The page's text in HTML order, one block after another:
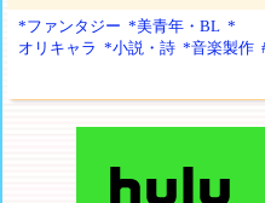
*ファンタジー *美青年・BL *
オリキャラ *小説・詩 *音楽製作